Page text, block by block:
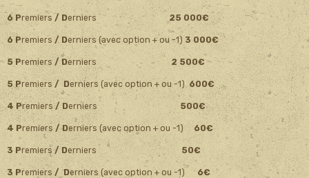
6 Premiers / Derniers 25 000€
6 Premiers/ Derniers (avec option + ou -1) 3 000€
5 Premiers/ Derniers 2 500€
5 Premiers/ Derniers (avec option + ou -1) 600€
4 Premiers/ Derniers 500€
4 Premiers / Derniers (avec option + ou -1) 60€
3 Premiers / Derniers 50€
3 Premiers / Derniers (avec option + ou -1) 6€